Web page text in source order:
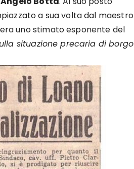
a sua volta dal maestro
uno stimato esponente del
situazione precaria di borgo